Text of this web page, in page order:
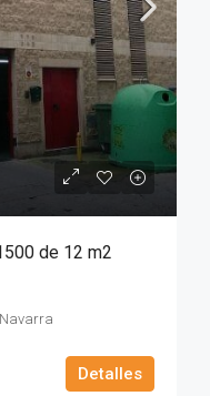
de 12 m2
Detalles